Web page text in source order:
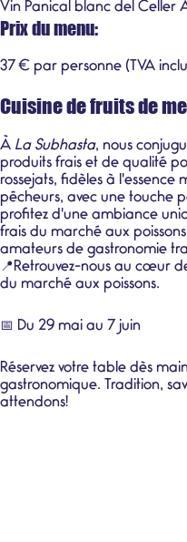
Vin Panical blanc del Celler
Prix du menu:
37 € par personne (TVA
Cuisine de fruits de
À La Subhasta, nous
produits frais et de qualité
rossejats, fidèles à l'essence
pêcheurs, avec une touche
profitez d'une ambiance
frais du marché aux
amateurs de gastronomie
📍Retrouvez-nous au cœur
du marché aux poissons.
📅 Du 29 mai au 7 juin
Réservez votre table dès
gastronomique. Tradition,
attendons!